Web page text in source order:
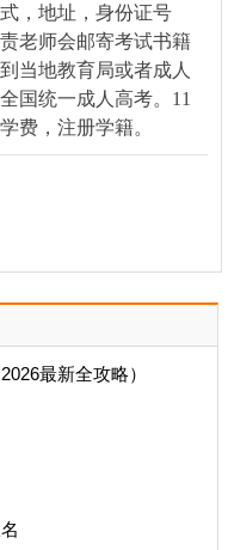
，地址，身份证号
老师会邮寄考试书籍
当地教育局或者成人
国统一成人高考。11
费，注册学籍。
最新全攻略）